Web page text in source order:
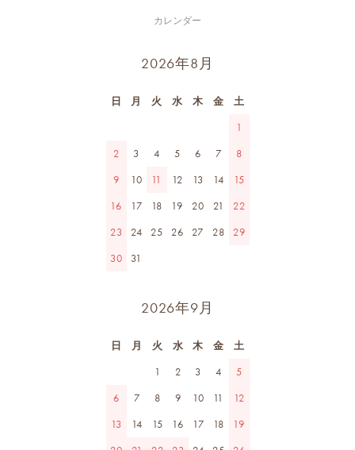
カレンダー
2026年8月
日 月 火 水 木 金
土
1
2
3 4 5 6 7
8
9
10 11 12 13 14
15
16
17 18 19 20 21
22
23
24 25 26 27 28
29
30
31
2026年9月
日 月 火 水 木 金
土
1
2 3 4
5
6
7 8 9 10 11
12
13
14 15 16 17 18
19